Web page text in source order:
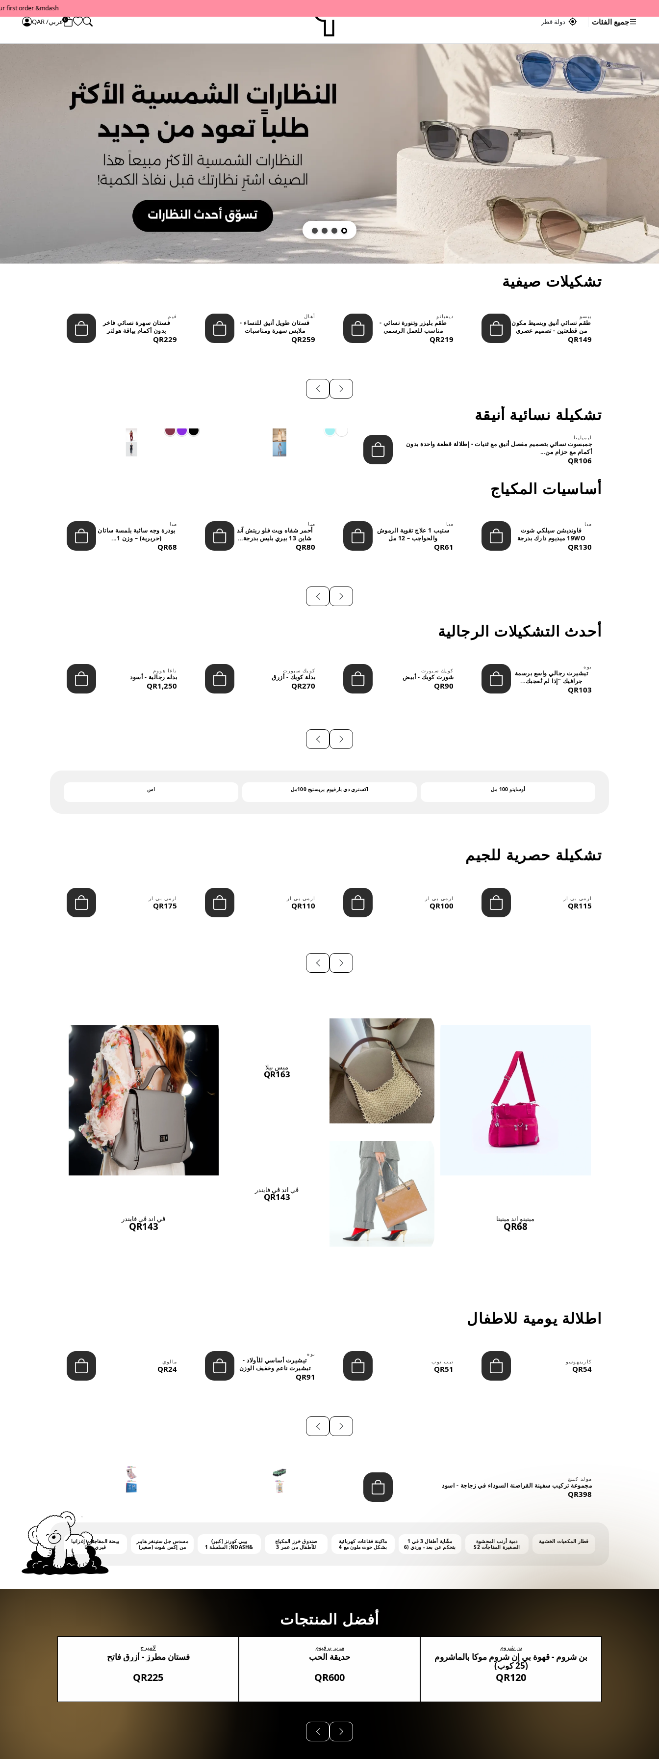
جميع الفئات دولة قطر 0عربي/ QAR
تاجر — Home page default h1 desc
تشكيلات صيفية
بيسو
طقم نسائي أنيق وبسيط مكون
من قطعتين - تصميم عصري
QR149
ديفيانو
طقم بليزر وتنورة نسائي -
مناسب للعمل الرسمي
QR219
أهال
فستان طويل أنيق للنساء -
ملابس سهرة ومناسبات
QR259
فيم
فستان سهرة نسائي فاخر
بدون أكمام بياقة هولتر
QR229
تشكيلة نسائية أنيقة
ايميليتا
جمبسوت نسائي بتصميم مفصل أنيق مع ثنيات - إطلالة قطعة واحدة بدون
أكمام مع حزام من...
QR106
أساسيات المكياج
ميا
فاونديشن سيلكي شوت
19WO ميديوم دارك بدرجة
QR130
ميا
ستيب 1 علاج تقوية الرموش
والحواجب – 12 مل
QR61
ميا
أحمر شفاه ويت فلو ريتش آند
شاين 13 بيري بليس بدرجة...
QR80
ميا
بودرة وجه سائبة بلمسة ساتان
(حريرية) – وزن 1...
QR68
أحدث التشكيلات الرجالية
بوه
تيشيرت رجالي واسع برسمة
جرافيك "إذا لم نُعجبك...
QR103
كويك سبورت
شورت كويك - أبيض
QR90
كويك سبورت
بدلة كويك - أزرق
QR270
ناغا هووم
بدله رجالية - أسود
QR1,250
أوسايتو 100 مل اكستري دي بارفيوم بريستيج 100مل اس
تشكيلة حصرية للجيم
ارمي بي ار
QR115
ارمي بي ار
QR100
ارمي بي ار
QR110
ارمي بي ار
QR175
مينينو اند مينينا
QR68
ميس بيلا
QR163
ڤي اند ڤي فايندر
QR143
ڤي اند ڤي فايندر
QR143
اطلالة يومية للاطفال
كارينهوسو
QR54
تيب توب
QR51
بوه
تيشيرت أساسي للأولاد -
تيشيرت ناعم وخفيف الوزن
QR91
مالوي
QR24
مولد كينج
مجموعة تركيب سفينة القراصنة السوداء في زجاجة - اسود
QR398
قطار المكعبات الخشبية
دمية أرنب المحشوة
الصغيرة المفاجآت S2
مشّاية أطفال 3 في 1
بتحكم عن بعد - وردي (6
ماكينة فقاعات كهربائية
بشكل حوت ملون مع 4
صندوق خرز المكياج
للأطفال من عمر 3
بيبي كورنز (كبير)
&NDASH; السلسلة 1
مسدس جل ستينغر هايبر
من إكس شوت (صغير)
بيضة المفاجئات إغزانيا
فيري مانيا
أفضل المنتجات
بن شروم
بن شروم - قهوة بي إن شروم موكا بالماشروم
(25 كوب)
QR120
مرير برفيوم
حديقة الحب
QR600
لاميرج
فستان مطرز - أزرق فاتح
QR225